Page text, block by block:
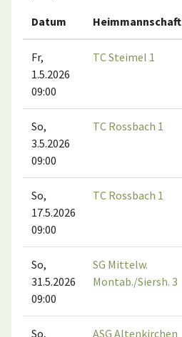
Datum Heimmannschaft
Fr,
1.5.2026
09:00
TC Steimel 1
So,
3.5.2026
09:00
TC Rossbach 1
So,
17.5.2026
09:00
TC Rossbach 1
So,
31.5.2026
09:00
SG Mittelw.
Montab./Siersh. 3
So,
ASG Altenkirchen